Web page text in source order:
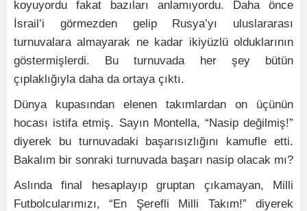
koyuyordu fakat bazıları anlamıyordu. Daha önce
İsrail’i görmezden gelip Rusya’yı uluslararası
turnuvalara almayarak ne kadar ikiyüzlü olduklarının
göstermişlerdi. Bu turnuvada her şey bütün
çıplaklığıyla daha da ortaya çıktı.
Dünya kupasından elenen takımlardan on üçünün
hocası istifa etmiş. Sayın Montella, “Nasip değilmiş!”
diyerek bu turnuvadaki başarısızlığını kamufle etti.
Bakalım bir sonraki turnuvada başarı nasip olacak mı?
Aslında final hesaplayıp gruptan çıkamayan, Milli
Futbolcularımızı, “En Şerefli Milli Takım!” diyerek